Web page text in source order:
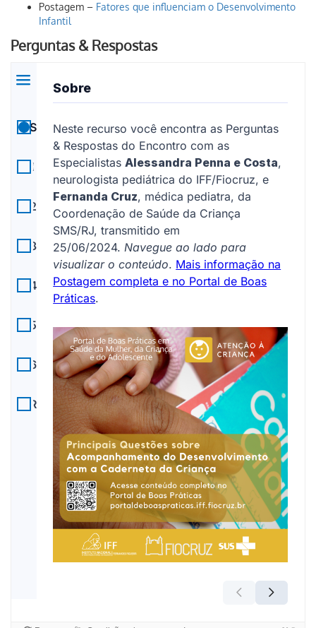
Postagem – Fatores que influenciam o Desenvolvimento
Infantil
Perguntas & Respostas